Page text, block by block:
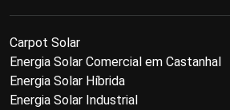
Carpot Solar
Energia Solar Comercial em Castanhal
Energia Solar Híbrida
Energia Solar Industrial